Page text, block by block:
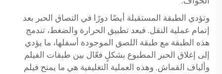
وتؤدي الطبقة المستقبلة أيضًا دورًا في التصاق الحبر بعد
إتمام عملية النقل. فبعد تطبيق الحرارة والضغط، تندمج
هذه الطبقة مع طبقة اللصق الموجودة أسفلها، ما يؤدي
إلى إغلاق الحبر المطبوع بشكلٍ فعّال بين طبقات الفيلم
وألياف القماش. وهذه العملية التغليفية هي ما يمنح فيلم